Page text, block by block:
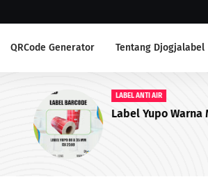
QRCode Generator Tentang Djogjalabel
LABEL ANTI AIR
Label Yupo Warna Merah